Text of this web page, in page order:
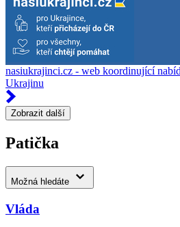
nasiukrajinci.cz - web koordinující
Ukrajinu
Zobrazit další
Patička
Možná hledáte
Vláda